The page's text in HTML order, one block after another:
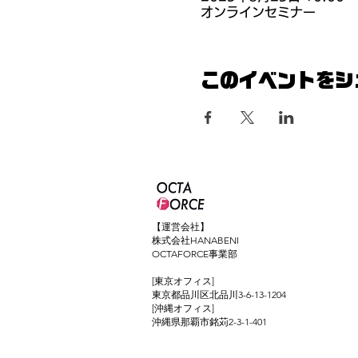
オンラインセミナー
このイベントをシ
【運営会社】
株式会社HANABENI
OCTAFORCE事業部
[東京オフィス]
東京都品川区北品川3-6-13-1204
[沖縄オフィス]
​沖縄県那覇市銘苅2-3-1-401